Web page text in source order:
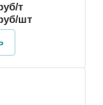
т
шт